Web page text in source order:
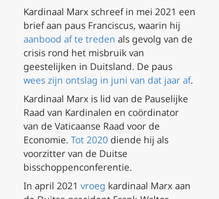
Kardinaal Marx schreef in mei 2021 een
brief aan paus Franciscus, waarin hij
aanbood af te treden als gevolg van de
crisis rond het misbruik van
geestelijken in Duitsland. De paus
wees zijn ontslag in juni van dat jaar af.
Kardinaal Marx is lid van de Pauselijke
Raad van Kardinalen en coördinator
van de Vaticaanse Raad voor de
Economie. Tot 2020 diende hij als
voorzitter van de Duitse
bisschoppenconferentie.
In april 2021 vroeg kardinaal Marx aan